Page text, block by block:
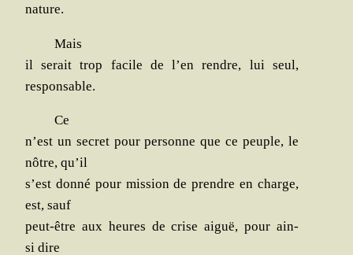
nature.
Mais
il serait trop facile de l’en rendre, lui seul,
responsable.
Ce
n’est un secret pour per­sonne que ce peuple, le
nôtre, qu’il
s’est don­né pour mis­sion de prendre en charge,
est, sauf
peut-être aux heures de crise aiguë, pour ain­
si dire